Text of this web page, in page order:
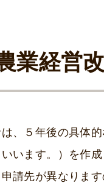
業経営
、５年後の具体
います。）を作
請先が異なります